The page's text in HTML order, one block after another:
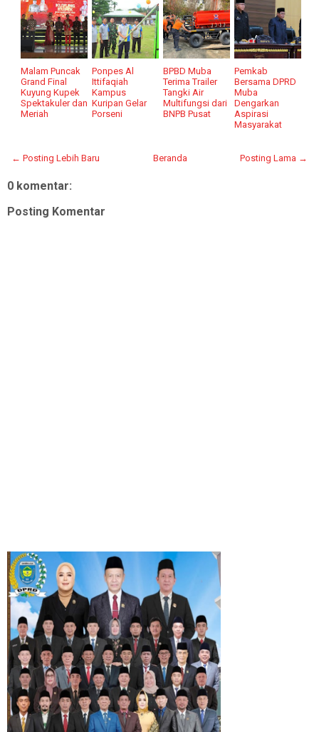
Malam Puncak
Grand Final
Kuyung Kupek
Spektakuler dan
Meriah
Ponpes Al
Ittifaqiah
Kampus
Kuripan Gelar
Porseni
BPBD Muba
Terima Trailer
Tangki Air
Multifungsi dari
BNPB Pusat
Pemkab
Bersama DPRD
Muba
Dengarkan
Aspirasi
Masyarakat
← Posting Lebih Baru Posting Lama →
Beranda
0 komentar:
Posting Komentar